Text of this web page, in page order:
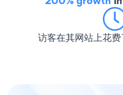
访客在其网站上花费